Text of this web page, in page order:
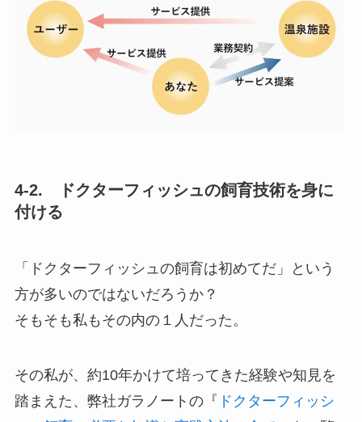
4-2. ドクターフィッシュの飼育技術を身に
付ける
「ドクターフィッシュの飼育は初めてだ」という
方が多いのではないだろうか？
そもそも私もその内の１人だった。
その私が、約10年かけて培ってきた経験や知見を
踏まえた、弊社ガラノートの『 ドクターフィッシ